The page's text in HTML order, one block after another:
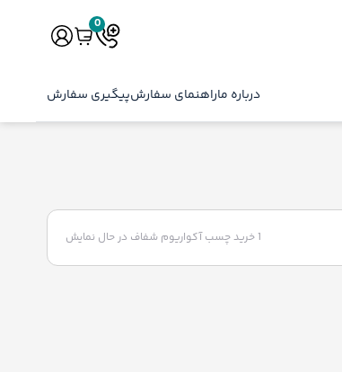
0
درباره ماراهنمای سفارشپیگیری سفارش
1 خرید چسب آکواریوم شفاف در حال نمایش